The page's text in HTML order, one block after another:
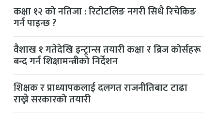
कक्षा १२ को नतिजा : रिटोटलिङ नगरी सिधै रिचेकिङ
गर्न पाइन्छ ?
वैशाख १ गतेदेखि इन्ट्रान्स तयारी कक्षा र ब्रिज कोर्सहरू
बन्द गर्न शिक्षामन्त्रीको निर्देशन
शिक्षक र प्राध्यापकलाई दलगत राजनीतिबाट टाढा
राख्ने सरकारको तयारी